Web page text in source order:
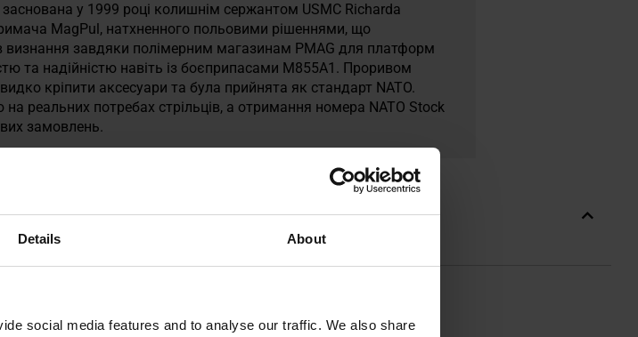
Details About
social media features and to analyse our traffic. We also share
у 1999 році колишнім сержантом USMC Richarda
MagPul, натхненного польовими рішеннями, що
завдяки полімерним магазинам PMAG для платформ
та надійністю навіть із боєприпасами M855A1. Проривом
кріпити аксесуари та була прийнята як стандарт NATO.
реальних потребах стрільців, а отримання номера NATO Stock
замовлень.
ДАНІ